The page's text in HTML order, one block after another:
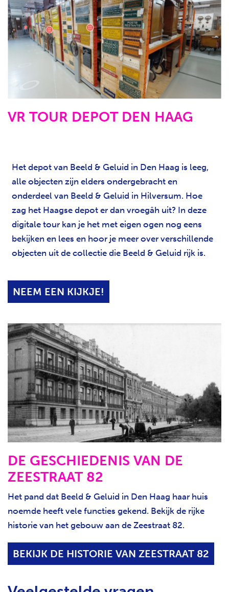
VR TOUR DEPOT DEN HAAG
Het depot van Beeld & Geluid in Den Haag is leeg,
alle objecten zijn elders ondergebracht en
onderdeel van Beeld & Geluid in Hilversum. Hoe
zag het Haagse depot er dan vroegâh uit? In deze
digitale tour kan je het met eigen ogen nog eens
bekijken en lees en hoor je meer over verschillende
objecten uit de collectie die Beeld & Geluid rijk is.
NEEM EEN KIJKJE!
DE GESCHIEDENIS VAN DE
ZEESTRAAT 82
Het pand dat Beeld & Geluid in Den Haag haar huis
noemde heeft vele functies gekend. Bekijk de rijke
historie van het gebouw aan de Zeestraat 82.
BEKIJK DE HISTORIE VAN ZEESTRAAT 82